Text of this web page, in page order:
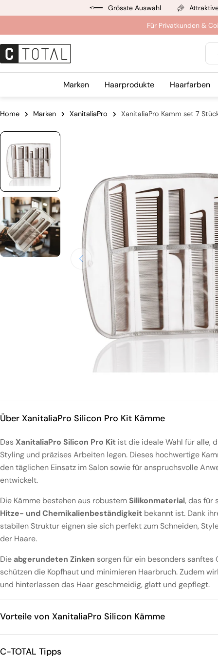
Inhalt
Grösste Auswahl
Für Privatkunden &
Marken Haarprodukte Haarfarben
Home Marken XanitaliaPro XanitaliaPro Kamm set 7
Produktinformationen
Öffnen Sie das Medium 0 im Modalmodus
Über XanitaliaPro Silicon Pro Kit Kämme
DasXanitaliaPro Silicon Pro Kit ist die ideale Wahl für alle,
Styling und präzises Arbeiten legen. Dieses hochwertige
den täglichen Einsatz im Salon sowie für anspruchsvolle
entwickelt.
Die Kämme bestehen aus robustem Silikonmaterial, das für
Hitze- und Chemikalienbeständigkeit bekannt ist. Dank
stabilen Struktur eignen sie sich perfekt zum Schneiden,
der Haare.
Die abgerundeten Zinken sorgen für ein besonders sanftes
schützen die Kopfhaut und minimieren Haarbruch. Zudem
und hinterlassen das Haar geschmeidig, glatt und gepflegt.
Vorteile von XanitaliaPro Silicon Kämme
C-TOTAL Tipps